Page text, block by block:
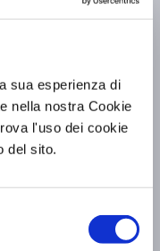
sua esperienza di
nella nostra Cookie
l'uso dei cookie
del sito.